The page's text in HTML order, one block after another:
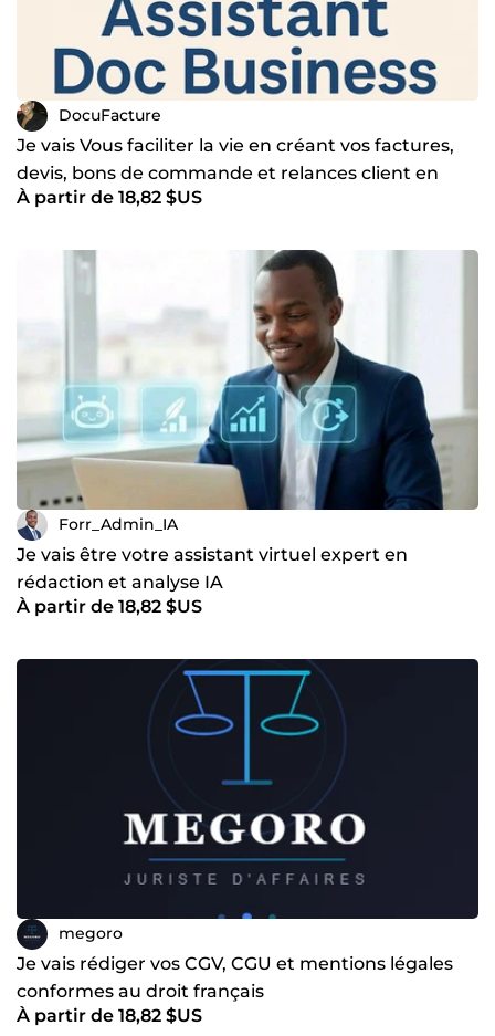
DocuFacture
Je vais Vous faciliter la vie en créant vos factures,
devis, bons de commande et relances client en
PDF pro
À partir de 18,82 $US
Forr_Admin_IA
Je vais être votre assistant virtuel expert en
rédaction et analyse IA
À partir de 18,82 $US
megoro
Je vais rédiger vos CGV, CGU et mentions légales
conformes au droit français
À partir de 18,82 $US